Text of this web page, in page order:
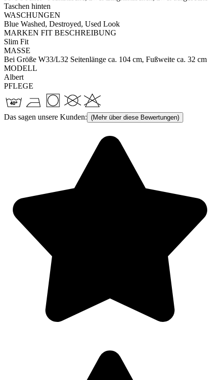
Taschen hinten
WASCHUNGEN
Blue Washed, Destroyed, Used Look
MARKEN FIT BESCHREIBUNG
Slim Fit
MASSE
Bei Größe W33/L32 Seitenlänge ca. 104 cm, Fußweite ca. 32 cm
MODELL
Albert
PFLEGE
Das sagen unsere Kunden: (Mehr über diese Bewertungen)